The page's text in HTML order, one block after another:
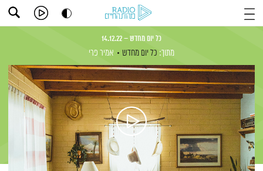
כל יום מחדש – 14.12.22
מתוך: כל יום מחדש אמיר פרי